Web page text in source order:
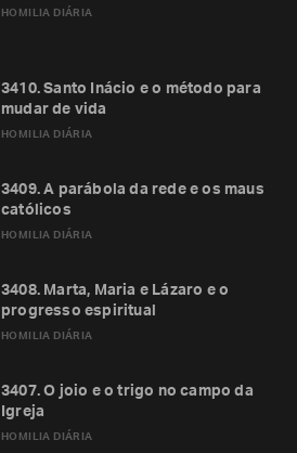
HOMILIA DIÁRIA
HOMILIA DIÁRIA
3410. Santo Inácio e o método para
mudar de vida
HOMILIA DIÁRIA
3409. A parábola da rede e os maus
católicos
HOMILIA DIÁRIA
3408. Marta, Maria e Lázaro e o
progresso espiritual
HOMILIA DIÁRIA
3407. O joio e o trigo no campo da
Igreja